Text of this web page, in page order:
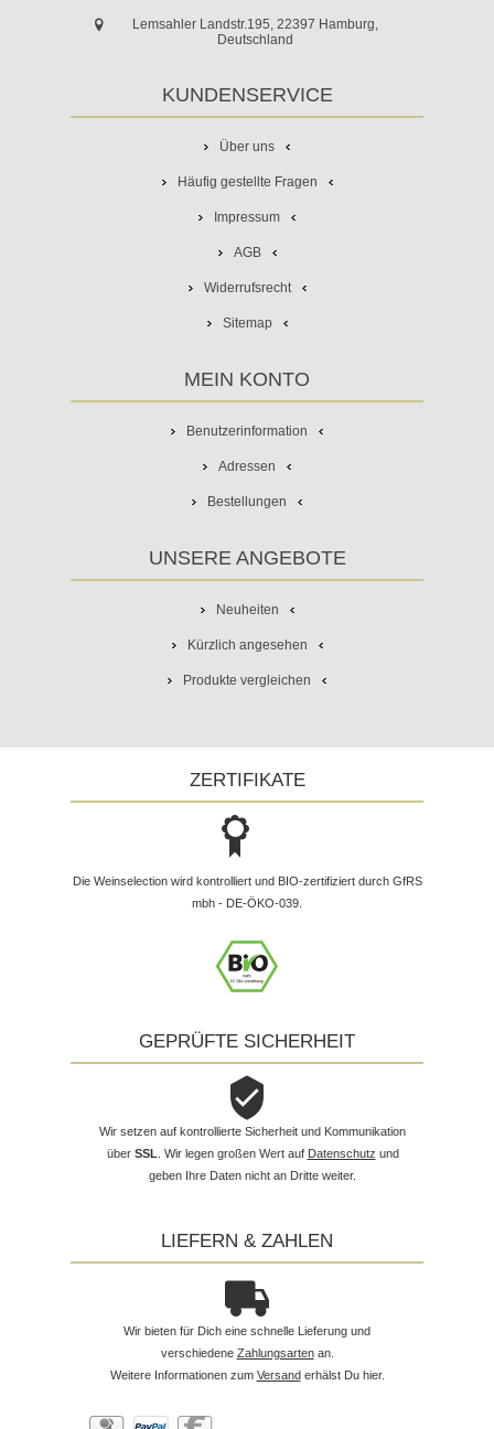
Lemsahler Landstr.195, 22397 Hamburg,
Deutschland
KUNDENSERVICE
Über uns
Häufig gestellte Fragen
Impressum
AGB
Widerrufsrecht
Sitemap
MEIN KONTO
Benutzerinformation
Adressen
Bestellungen
UNSERE ANGEBOTE
Neuheiten
Kürzlich angesehen
Produkte vergleichen
ZERTIFIKATE
Die Weinselection wird kontrolliert und BIO-zertifiziert durch GfRS
mbh - DE-ÖKO-039.
GEPRÜFTE SICHERHEIT
Wir setzen auf kontrollierte Sicherheit und Kommunikation
über SSL . Wir legen großen Wert auf Datenschutz und
geben Ihre Daten nicht an Dritte weiter.
LIEFERN & ZAHLEN
Wir bieten für Dich eine schnelle Lieferung und
verschiedene Zahlungsartenan.
Weitere Informationen zum Versanderhälst Du hier.